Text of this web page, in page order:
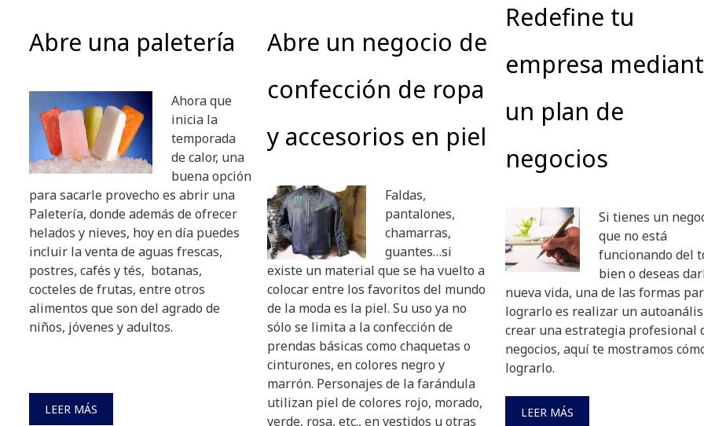
Abre una paletería
Ahora que
inicia la
temporada
de calor, una
buena opción
para sacarle provecho es abrir una
Paletería, donde además de ofrecer
helados y nieves, hoy en día puedes
incluir la venta de aguas frescas,
postres, cafés y tés, botanas,
cocteles de frutas, entre otros
alimentos que son del agrado de
niños, jóvenes y adultos.
LEER MÁS
Abre un negocio de
confección de ropa
y accesorios en piel
Faldas,
pantalones,
chamarras,
guantes…si
existe un material que se ha vuelto a
colocar entre los favoritos del mundo
de la moda es la piel. Su uso ya no
sólo se limita a la confección de
prendas básicas como chaquetas o
cinturones, en colores negro y
marrón. Personajes de la farándula
utilizan piel de colores rojo, morado,
verde, rosa, etc., en vestidos u otras
Redefine tu
empresa
un plan de
negocios
Si tienes un
que no está
funcionando del
bien o deseas
nueva vida, una de las formas
lograrlo es realizar un
crear una estrategia profesional
negocios, aquí te mostramos
lograrlo.
LEER MÁS